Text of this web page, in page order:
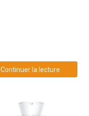
Continuer la lecture